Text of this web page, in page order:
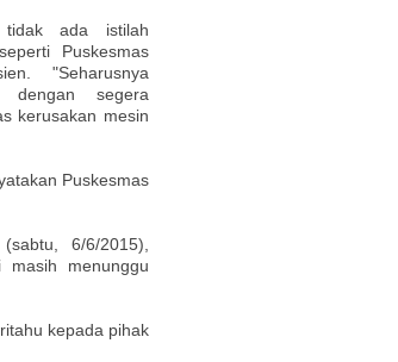
tidak ada istilah
Puskesmas
"Seharusnya
dengan segera
kerusakan mesin
Puskesmas
6/6/2015),
menunggu
kepada pihak